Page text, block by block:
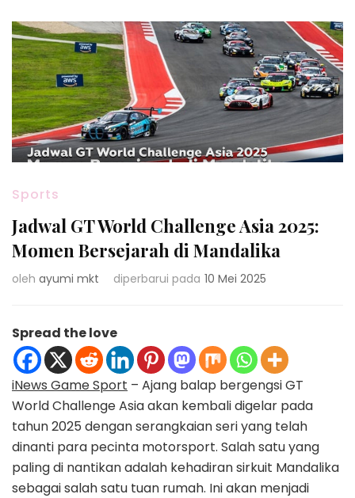
Sports
Jadwal GT World Challenge Asia 2025:
Momen Bersejarah di Mandalika
oleh ayumi mkt diperbarui pada 10 Mei 2025
Spread the love
iNews Game Sport – Ajang balap bergengsi GT
World Challenge Asia akan kembali digelar pada
tahun 2025 dengan serangkaian seri yang telah
dinanti para pecinta motorsport. Salah satu yang
paling di nantikan adalah kehadiran sirkuit Mandalika
sebagai salah satu tuan rumah. Ini akan menjadi